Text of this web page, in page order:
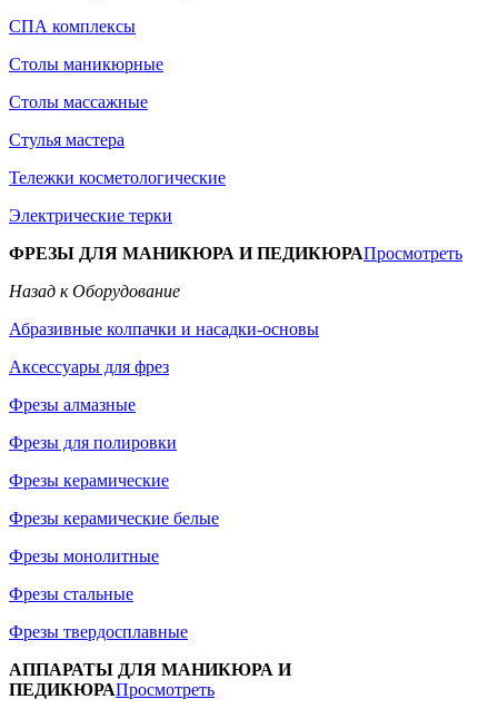
СПА комплексы
Столы маникюрные
Столы массажные
Стулья мастера
Тележки косметологические
Электрические терки
ФРЕЗЫ ДЛЯ МАНИКЮРА И ПЕДИКЮРАПросмотреть
Назад к Оборудование
Абразивные колпачки и насадки-основы
Аксессуары для фрез
Фрезы алмазные
Фрезы для полировки
Фрезы керамические
Фрезы керамические белые
Фрезы монолитные
Фрезы стальные
Фрезы твердосплавные
АППАРАТЫ ДЛЯ МАНИКЮРА И
ПЕДИКЮРАПросмотреть